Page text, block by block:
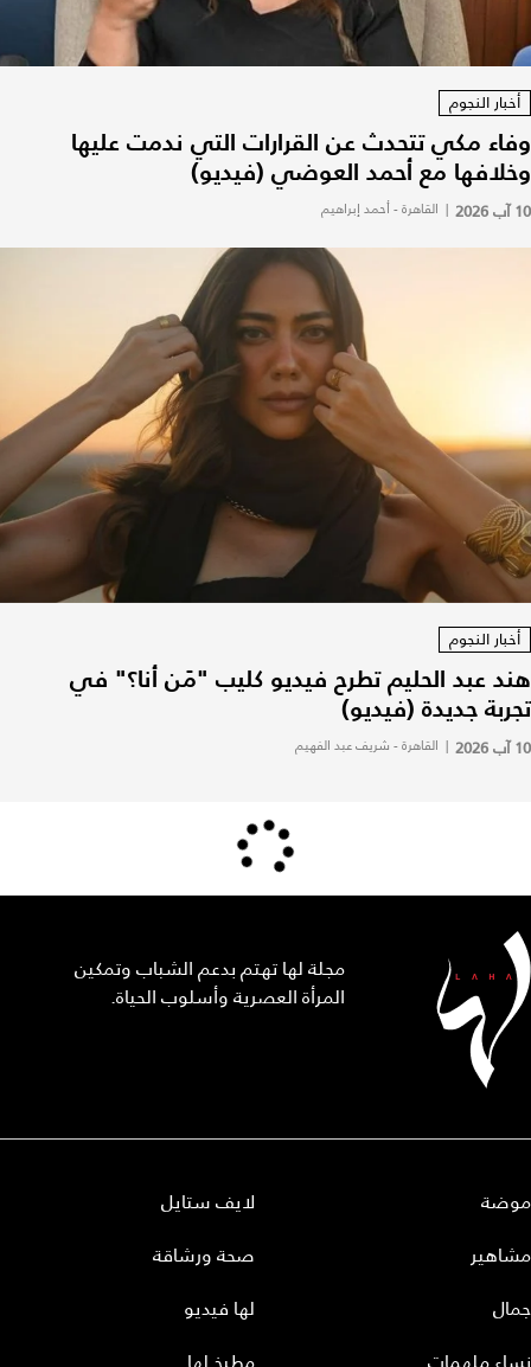
أخبار النجوم
وفاء مكي تتحدث عن القرارات التي ندمت عليها
وخلافها مع أحمد العوضي (فيديو)
10 آب 2026 | القاهرة - أحمد إبراهيم
أخبار النجوم
هند عبد الحليم تطرح فيديو كليب "مَن أنا؟" في
تجربة جديدة (فيديو)
10 آب 2026 | القاهرة - شريف عبد الفهيم
مجلة لها تهتم بدعم الشباب وتمكين
المرأة العصرية وأسلوب الحياة.
موضة
مشاهير
جمال
لايف ستايل
صحة ورشاقة
لها فيديو